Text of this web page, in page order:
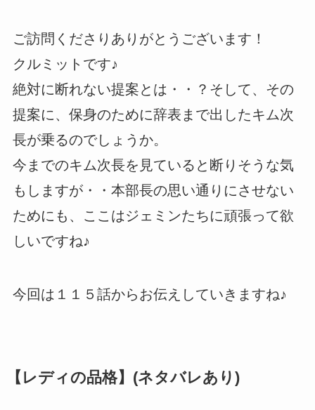
ご訪問くださりありがとうございます！
クルミットです♪
絶対に断れない提案とは・・？そして、その
提案に、保身のために辞表まで出したキム次
長が乗るのでしょうか。
今までのキム次長を見ていると断りそうな気
もしますが・・本部長の思い通りにさせない
ためにも、ここはジェミンたちに頑張って欲
しいですね♪
今回は１１５話からお伝えしていきますね♪
【レディの品格】(ネタバレあり)